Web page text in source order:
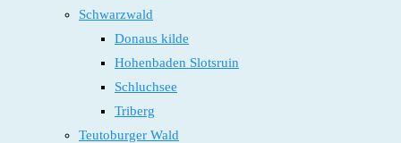
Schwarzwald
Donaus kilde
Hohenbaden Slotsruin
Schluchsee
Triberg
Teutoburger Wald